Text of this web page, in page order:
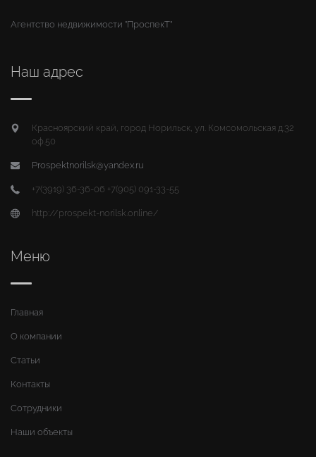
Агентство недвижимости "ПроспекТ"
Наш адрес
Красноярский край, город Норильск, ул. Комсомольская д.32
оф.50
Prospektnorilsk@yandex.ru
+7(3919) 36-36-06 +7(905) 091-33-55
http://prospekt-norilsk.online/
Меню
Главная
О компании
Статьи
Контакты
Сотрудники
Наши объекты